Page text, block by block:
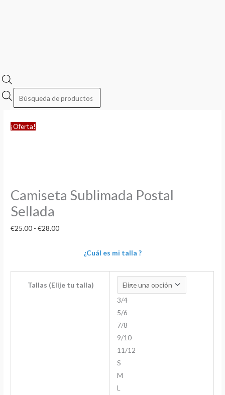
¡Oferta!
Camiseta Sublimada Postal
Sellada
€25.00 - €28.00
¿Cuál es mi talla ?
Tallas (Elije tu talla)
3/4
5/6
7/8
9/10
11/12
S
M
L